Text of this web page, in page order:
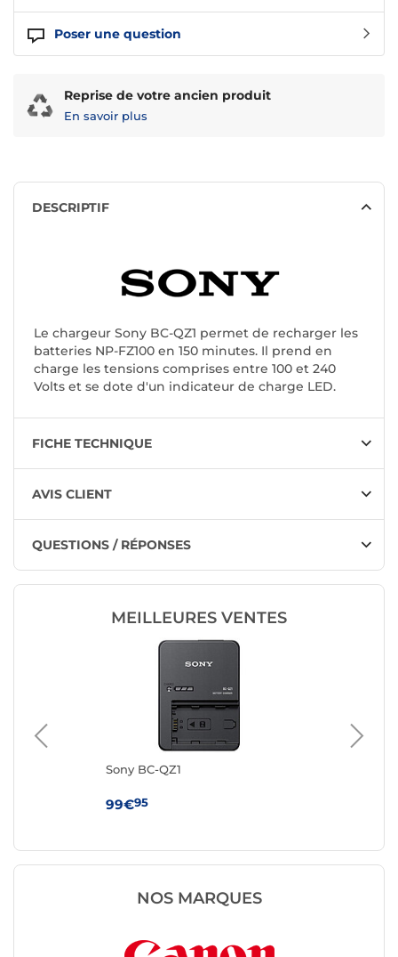
Poser une question
Reprise de votre ancien produit
En savoir plus
DESCRIPTIF
Le chargeur Sony BC-QZ1 permet de recharger les
batteries NP-FZ100 en 150 minutes. Il prend en
charge les tensions comprises entre 100 et 240
Volts et se dote d'un indicateur de charge LED.
FICHE TECHNIQUE
AVIS CLIENT
QUESTIONS / RÉPONSES
MEILLEURES VENTES
Sony BC-QZ1
99€95
NOS MARQUES